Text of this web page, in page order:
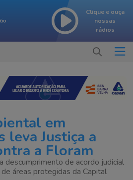
Clique e ouça
nossas
rádios
em
leva Justiça a
a Floram
descumprimento de acordo judicial
áreas protegidas da Capital